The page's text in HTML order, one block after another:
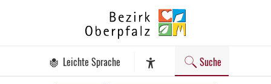
Bezirk
Oberpfalz
Leichte Sprache
Assistenz-Software
Suche